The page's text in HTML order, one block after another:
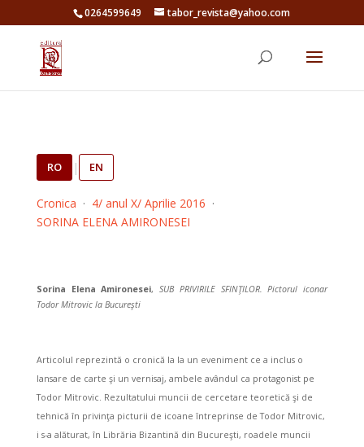
0264599649 tabor_revista@yahoo.com
RO | EN
Cronica · 4/ anul X/ Aprilie 2016 ·
SORINA ELENA AMIRONESEI
Sorina Elena Amironesei,SUB PRIVIRILE SFINŢILOR. Pictorul iconar
Todor Mitrovic la Bucureşti
Articolul reprezintă o cronică la la un eveniment ce a inclus o
lansare de carte şi un vernisaj, ambele avândul ca protagonist pe
Todor Mitrovic. Rezultatului muncii de cercetare teoretică şi de
tehnică în privinţa picturii de icoane întreprinse de Todor Mitrovic,
i s-a alăturat, în Librăria Bizantină din Bucureşti, roadele muncii